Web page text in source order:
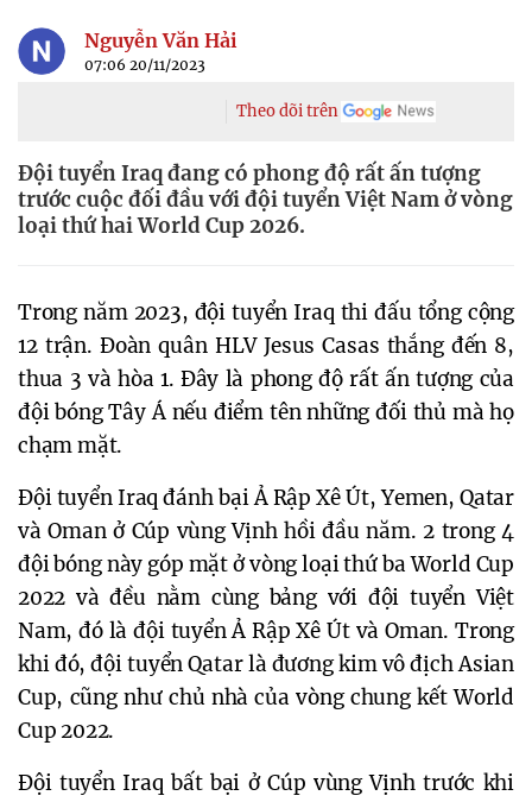
Nguyễn Văn Hải
07:06 20/11/2023
Theo dõi trên
Đội tuyển Iraq đang có phong độ rất ấn tượng
trước cuộc đối đầu với đội tuyển Việt Nam ở vòng
loại thứ hai World Cup 2026.
Trong năm 2023, đội tuyển Iraq thi đấu tổng cộng
12 trận. Đoàn quân HLV Jesus Casas thắng đến 8,
thua 3 và hòa 1. Đây là phong độ rất ấn tượng của
đội bóng Tây Á nếu điểm tên những đối thủ mà họ
chạm mặt.
Đội tuyển Iraq đánh bại Ả Rập Xê Út, Yemen, Qatar
và Oman ở Cúp vùng Vịnh hồi đầu năm. 2 trong 4
đội bóng này góp mặt ở vòng loại thứ ba World Cup
2022 và đều nằm cùng bảng với đội tuyển Việt
Nam, đó là đội tuyển Ả Rập Xê Út và Oman. Trong
khi đó, đội tuyển Qatar là đương kim vô địch Asian
Cup, cũng như chủ nhà của vòng chung kết World
Cup 2022.
Đội tuyển Iraq bất bại ở Cúp vùng Vịnh trước khi